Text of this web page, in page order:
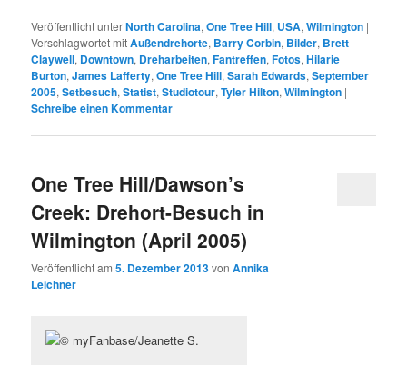
Veröffentlicht unterNorth Carolina,One Tree Hill, USA,Wilmington |
Verschlagwortet mitAußendrehorte, Barry Corbin, Bilder, Brett
Claywell, Downtown, Dreharbeiten,Fantreffen,Fotos,Hilarie
Burton,James Lafferty,One Tree Hill,Sarah Edwards,September
2005,Setbesuch,Statist,Studiotour,Tyler Hilton,Wilmington |
Schreibe einen Kommentar
One Tree Hill/Dawson’s
Creek: Drehort-Besuch in
Wilmington (April 2005)
Veröffentlicht am5. Dezember 2013vonAnnika
Leichner